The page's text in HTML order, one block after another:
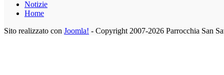
Notizie
Home
Sito realizzato con Joomla! - Copyright 2007-2026 Parrocchia San